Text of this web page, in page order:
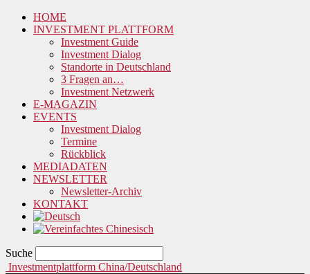
HOME
INVESTMENT PLATTFORM
Investment Guide
Investment Dialog
Standorte in Deutschland
3 Fragen an…
Investment Netzwerk
E-MAGAZIN
EVENTS
Investment Dialog
Termine
Rückblick
MEDIADATEN
NEWSLETTER
Newsletter-Archiv
KONTAKT
Suche
Investmentplattform China/Deutschland